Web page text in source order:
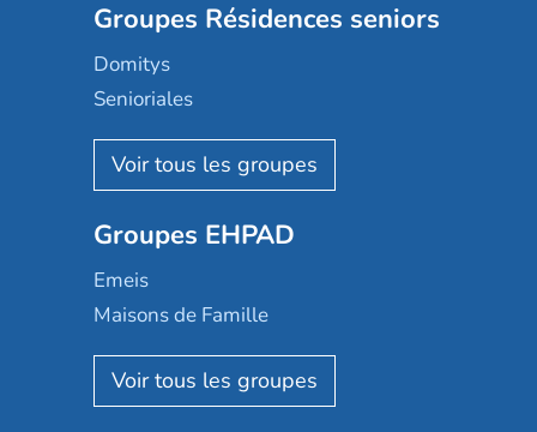
Groupes Résidences seniors
Domitys
Senioriales
Nohée
Les Résidentiels
Mobicap
Domusvi
Happy Senior
Aquarelia
Nexity edenea
Groupes EHPAD
Emeis
Maisons de Famille
Korian
Emera